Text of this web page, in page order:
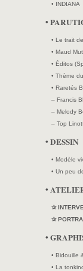
• INDIANA
•
• Le trait
• Maud
• Éditos
• Thème
• Raretés
– Francis
– Melody
– Top
• DESSIN
• Modèle
• Un peu
•
✰
✰
•
• Bidouille
• La